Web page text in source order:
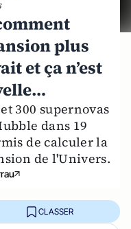
plus
et ça n’est
300 supernovas
dans 19
de calculer la
de l'Univers.
CLASSER